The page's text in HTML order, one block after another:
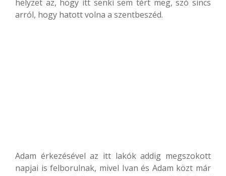
helyzet az, hogy itt senki sem tért meg, szó sincs
arról, hogy hatott volna a szentbeszéd.
Adam érkezésével az itt lakók addig megszokott
napjai is felborulnak, mivel Ivan és Adam közt már